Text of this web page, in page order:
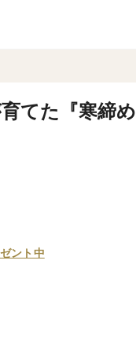
てた『寒締
ント中